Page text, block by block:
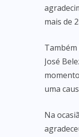
mais de
José
uma
Na